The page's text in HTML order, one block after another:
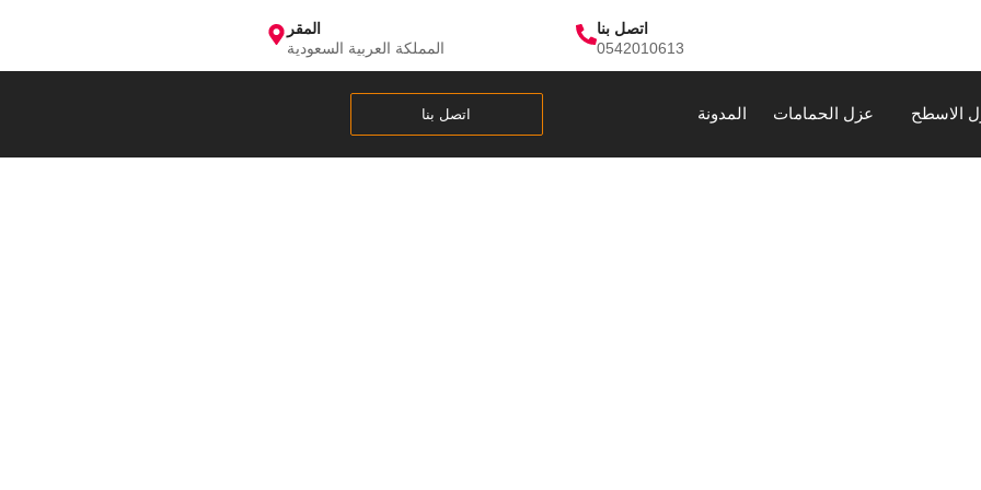
اتصل بنا
0542010613
المقر
المملكة العربية السعودية
الاسطح عزل الحمامات المدونة اتصل بنا